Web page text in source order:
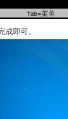
成即可。